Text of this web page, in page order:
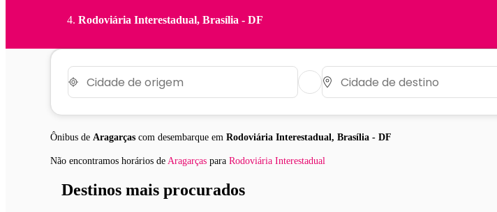
Rodoviária Interestadual, Brasília - DF
Ônibus de Aragarças com desembarque em Rodoviária Interestadual, Brasília - DF
Não encontramos horários de Aragarças para Rodoviária Interestadual
Destinos mais procurados